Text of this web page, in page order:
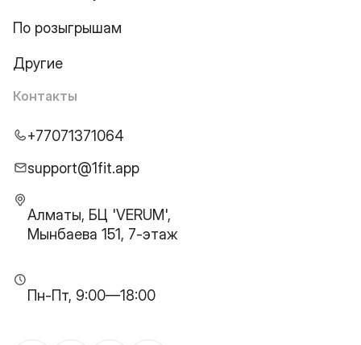
По розыгрышам
Другие
Контакты
+77071371064
support@1fit.app
Алматы, БЦ 'VERUM',
Мынбаева 151, 7-этаж
Пн-Пт, 9:00—18:00